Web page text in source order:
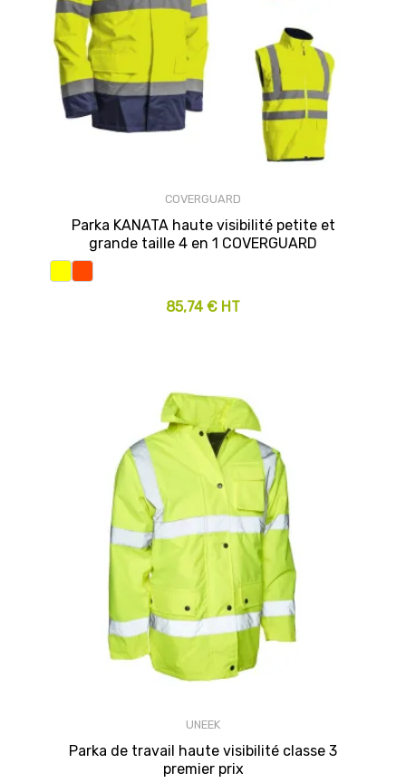
COVERGUARD
Parka KANATA haute visibilité petite et
grande taille 4 en 1 COVERGUARD
85,74 € HT
UNEEK
Parka de travail haute visibilité classe 3
premier prix